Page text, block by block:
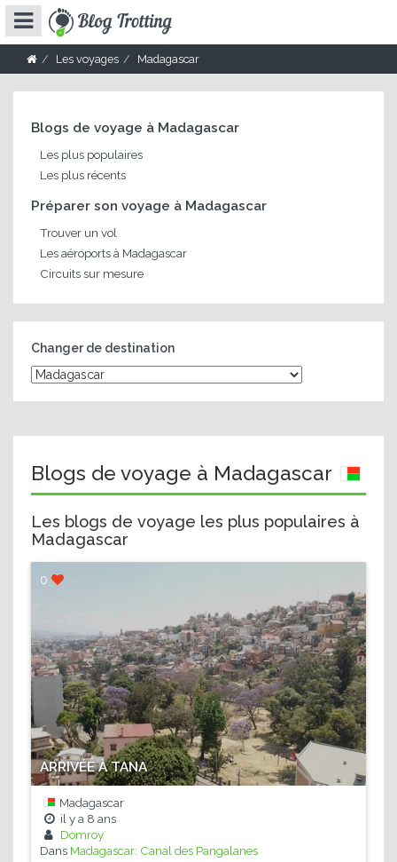
Les voyages Madagascar
Blogs de voyage à Madagascar
Les plus populaires
Les plus récents
Préparer son voyage à Madagascar
Trouver un vol
Les aéroports à Madagascar
Circuits sur mesure
Changer de destination
Blogs de voyage à Madagascar
Les blogs de voyage les plus populaires à
Madagascar
0
ARRIVÉE À TANA
Madagascar
il y a 8 ans
Domroy
Dans Madagascar: Canal des Pangalanes